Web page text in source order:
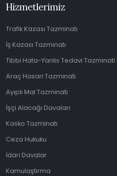
Hizmetlerimiz
Trafik Kazası Tazminatı
İş Kazası Tazminatı
Tibbi Hata-Yanlis Tedavi
Araç Hasari Tazminati
Ayıplı Mal Tazminatı
İşçi Alacağı Davaları
Kasko Tazminatı
Ceza Hukuku
İdari Davalar
Kamulaştırma